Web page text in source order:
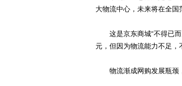
大物流中心，未来将在全国
这是京东商城“不得已而
元，但因为物流能力不足，
物流渐成网购发展瓶颈，